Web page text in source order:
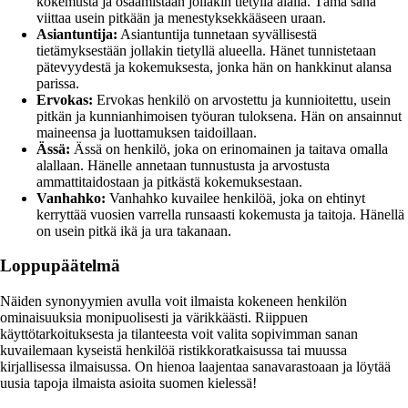
viittaa usein pitkään ja menestyksekkääseen uraan.
Asiantuntija: Asiantuntija tunnetaan syvällisestä
tietämyksestään jollakin tietyllä alueella. Hänet tunnistetaan
pätevyydestä ja kokemuksesta, jonka hän on hankkinut alansa
parissa.
Ervokas: Ervokas henkilö on arvostettu ja kunnioitettu, usein
pitkän ja kunnianhimoisen työuran tuloksena. Hän on ansainnut
maineensa ja luottamuksen taidoillaan.
Ässä: Ässä on henkilö, joka on erinomainen ja taitava omalla
alallaan. Hänelle annetaan tunnustusta ja arvostusta
ammattitaidostaan ja pitkästä kokemuksestaan.
Vanhahko: Vanhahko kuvailee henkilöä, joka on ehtinyt
kerryttää vuosien varrella runsaasti kokemusta ja taitoja. Hänellä
on usein pitkä ikä ja ura takanaan.
Loppupäätelmä
Näiden synonyymien avulla voit ilmaista kokeneen henkilön
ominaisuuksia monipuolisesti ja värikkäästi. Riippuen
käyttötarkoituksesta ja tilanteesta voit valita sopivimman sanan
kuvailemaan kyseistä henkilöä ristikkoratkaisussa tai muussa
kirjallisessa ilmaisussa. On hienoa laajentaa sanavarastoaan ja löytää
uusia tapoja ilmaista asioita suomen kielessä!